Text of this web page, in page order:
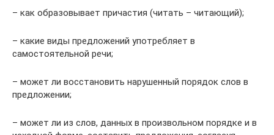
– как образовывает причастия (читать – читающий);
– какие виды предложений употребляет в
самостоятельной речи;
– может ли восстановить нарушенный порядок слов в
предложении;
– может ли из слов, данных в произвольном порядке и в